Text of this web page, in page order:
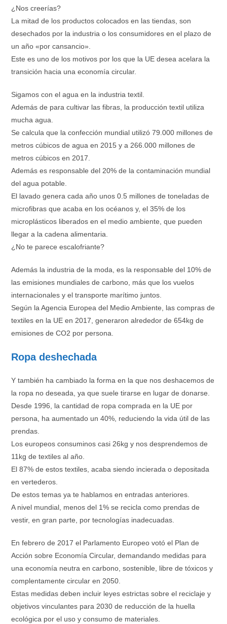
¿Nos creerías?
La mitad de los productos colocados en las tiendas, son
desechados por la industria o los consumidores en el plazo de
un año «por cansancio».
Este es uno de los motivos por los que la UE desea acelara la
transición hacia una economía circular.
Sigamos con el agua en la industria textil.
Además de para cultivar las fibras, la producción textil utiliza
mucha agua.
Se calcula que la confección mundial utilizó 79.000 millones de
metros cúbicos de agua en 2015 y a 266.000 millones de
metros cúbicos en 2017.
Además es responsable del 20% de la contaminación mundial
del agua potable.
El lavado genera cada año unos 0.5 millones de toneladas de
microfibras que acaba en los océanos y, el 35% de los
microplásticos liberados en el medio ambiente, que pueden
llegar a la cadena alimentaria.
¿No te parece escalofriante?
Además la industria de la moda, es la responsable del 10% de
las emisiones mundiales de carbono, más que los vuelos
internacionales y el transporte marítimo juntos.
Según la Agencia Europea del Medio Ambiente, las compras de
textiles en la UE en 2017, generaron alrededor de 654kg de
emisiones de CO2 por persona.
Ropa deshechada
Y también ha cambiado la forma en la que nos deshacemos de
la ropa no deseada, ya que suele tirarse en lugar de donarse.
Desde 1996, la cantidad de ropa comprada en la UE por
persona, ha aumentado un 40%, reduciendo la vida útil de las
prendas.
Los europeos consuminos casi 26kg y nos desprendemos de
11kg de textiles al año.
El 87% de estos textiles, acaba siendo incierada o depositada
en vertederos.
De estos temas ya te hablamos en entradas anteriores.
A nivel mundial, menos del 1% se recicla como prendas de
vestir, en gran parte, por tecnologías inadecuadas.
En febrero de 2017 el Parlamento Europeo votó el Plan de
Acción sobre Economía Circular, demandando medidas para
una economía neutra en carbono, sostenible, libre de tóxicos y
complentamente circular en 2050.
Estas medidas deben incluir leyes estrictas sobre el reciclaje y
objetivos vinculantes para 2030 de reducción de la huella
ecológica por el uso y consumo de materiales.